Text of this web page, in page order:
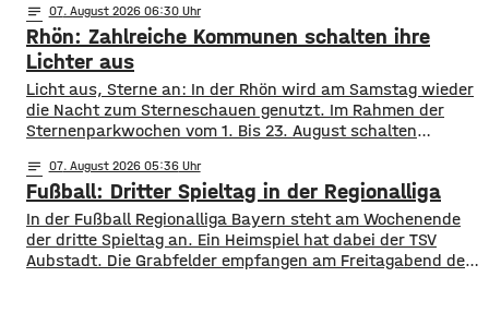
sind es mit rund 11.900 mit dem Kennzeichen OCH für den
Altlandkreis Ochsenfurt. Dahinter kommen EBN für Ebern
mit fast 8.800 und
notes 07. August 2026 06:30
Rhön: Zahlreiche Kommunen schalten ihre
Lichter aus
Licht aus, Sterne an: In der Rhön wird am Samstag wieder
die Nacht zum Sterneschauen genutzt. Im Rahmen der
Sternenparkwochen vom 1. Bis 23. August schalten
Grabfeld und Bad Kissingen ihre öffentliche Beleuchtung
teilweise oder komplett ab. Mit dabei sind unter anderem
Bad Neustadt, Hammelburg, Fladungen, Oberelsbach und
Wildflecken. Ziel ist
notes 07. August 2026 05:36
Fußball: Dritter Spieltag in der Regionalliga
In der Fußball Regionalliga Bayern steht am Wochenende
der dritte Spieltag an. Ein Heimspiel hat dabei der TSV
Aubstadt. Die Grabfelder empfangen am Freitagabend den